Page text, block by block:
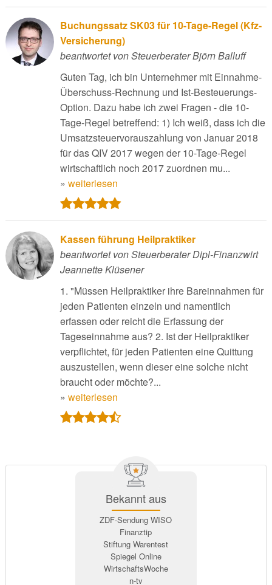
Buchungssatz SK03 für 10-Tage-Regel (Kfz-
Versicherung)
beantwortet von Steuerberater Björn Balluff
Guten Tag, ich bin Unternehmer mit Einnahme-
Überschuss-Rechnung und Ist-Besteuerungs-
Option. Dazu habe ich zwei Fragen - die 10-
Tage-Regel betreffend: 1) Ich weiß, dass ich die
Umsatzsteuervorauszahlung von Januar 2018
für das QIV 2017 wegen der 10-Tage-Regel
wirtschaftlich noch 2017 zuordnen mu...
» weiterlesen
Kassen führung Heilpraktiker
beantwortet von Steuerberater Dipl-Finanzwirt
Jeannette Klüsener
1. "Müssen Heilpraktiker ihre Bareinnahmen für
jeden Patienten einzeln und namentlich
erfassen oder reicht die Erfassung der
Tageseinnahme aus? 2. Ist der Heilpraktiker
verpflichtet, für jeden Patienten eine Quittung
auszustellen, wenn dieser eine solche nicht
braucht oder möchte?...
» weiterlesen
Bekannt aus
ZDF-Sendung WISO
Finanztip
Stiftung Warentest
Spiegel Online
WirtschaftsWoche
n-tv